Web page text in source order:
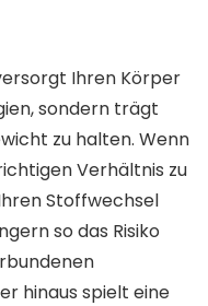
Ihren Körper
sondern trägt
zu halten. Wenn
Verhältnis zu
Stoffwechsel
so das Risiko
hinaus spielt eine